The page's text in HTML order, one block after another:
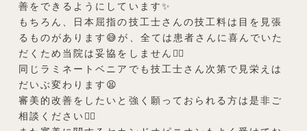
善をできるようにしています✨
もちろん、日本屈指の技工士さんの技工料は目を見張
るものがあります😅が、全ては患者さんに喜んでいた
だくため当院は妥協をしません👨‍⚕️
同じラミネートベニアでも技工士さん次第で見栄えは
だいぶ変わります😫
審美的改善をしたいと強く願っておられる方は是非ご
相談ください👨‍⚕️